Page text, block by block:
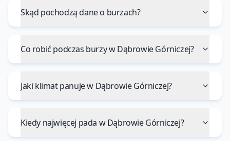
Skąd pochodzą dane o burzach?
Co robić podczas burzy w Dąbrowie Górniczej?
Jaki klimat panuje w Dąbrowie Górniczej?
Kiedy najwięcej pada w Dąbrowie Górniczej?